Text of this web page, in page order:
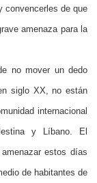
convencerles de que
amenaza para la
no mover un dedo
siglo XX, no están
internacional
y Líbano. El
estos días
de habitantes de